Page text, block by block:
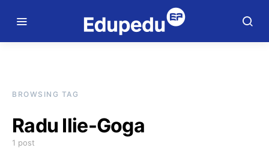
BROWSING TAG
Radu Ilie-Goga
1 post